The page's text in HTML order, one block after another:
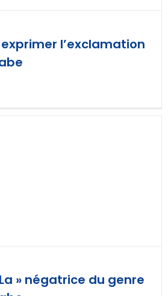
l’exclamation
» négatrice du genre